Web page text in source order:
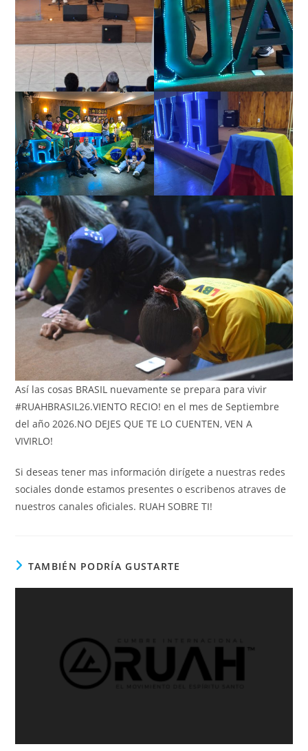
Así las cosas BRASIL nuevamente se prepara para vivir
#RUAHBRASIL26.VIENTO RECIO! en el mes de Septiembre
del año 2026.NO DEJES QUE TE LO CUENTEN, VEN A
VIVIRLO!
Si deseas tener mas información dirígete a nuestras redes
sociales donde estamos presentes o escribenos atraves de
nuestros canales oficiales. RUAH SOBRE TI!
TAMBIÉN PODRÍA GUSTARTE